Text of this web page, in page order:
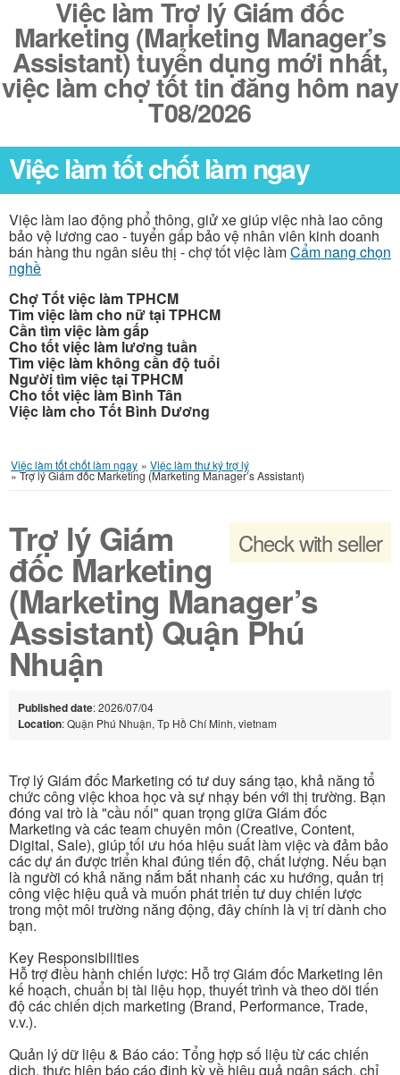
Việc làm Trợ lý Giám đốc
Marketing (Marketing Manager’s
Assistant) tuyển dụng mới nhất,
việc làm chợ tốt tin đăng hôm nay
T08/2026
Việc làm tốt chốt làm ngay
Việc làm lao động phổ thông, giử xe giúp việc nhà lao công
bảo vệ lương cao - tuyển gấp bảo vệ nhân viên kinh doanh
bán hàng thu ngân siêu thị - chợ tốt việc làmCẩm nang chọn
nghề
Chợ Tốt việc làm TPHCM
Tìm việc làm cho nữ tại TPHCM
Cần tìm việc làm gấp
Cho tốt việc làm lương tuần
Tìm việc làm không cần độ tuổi
Người tìm việc tại TPHCM
Cho tốt việc làm Bình Tân
Việc làm cho Tốt Bình Dương
Việc làm tốt chốt làm ngay » Việc làm thư ký trợ lý
»Trợ lý Giám đốc Marketing (Marketing Manager’s Assistant)
Check with seller
Trợ lý Giám
đốc Marketing
(Marketing Manager’s
Assistant) Quận Phú
Nhuận
Published date: 2026/07/04
Location: Quận Phú Nhuận, Tp Hồ Chí Minh, vietnam
Trợ lý Giám đốc Marketing có tư duy sáng tạo, khả năng tổ
chức công việc khoa học và sự nhạy bén với thị trường. Bạn
đóng vai trò là "cầu nối" quan trọng giữa Giám đốc
Marketing và các team chuyên môn (Creative, Content,
Digital, Sale), giúp tối ưu hóa hiệu suất làm việc và đảm bảo
các dự án được triển khai đúng tiến độ, chất lượng. Nếu bạn
là người có khả năng nắm bắt nhanh các xu hướng, quản trị
công việc hiệu quả và muốn phát triển tư duy chiến lược
trong một môi trường năng động, đây chính là vị trí dành cho
bạn.
Key Responsibilities
Hỗ trợ điều hành chiến lược: Hỗ trợ Giám đốc Marketing lên
kế hoạch, chuẩn bị tài liệu họp, thuyết trình và theo dõi tiến
độ các chiến dịch marketing (Brand, Performance, Trade,
v.v.).
Quản lý dữ liệu & Báo cáo: Tổng hợp số liệu từ các chiến
dịch, thực hiện báo cáo định kỳ về hiệu quả ngân sách, chỉ